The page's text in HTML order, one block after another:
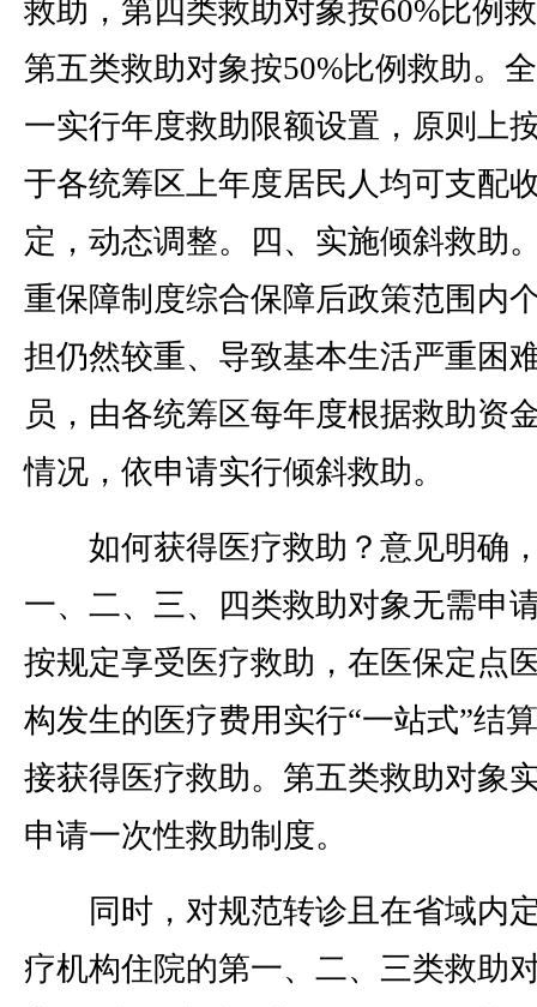
救助，第四类救助对象按60%比例
第五类救助对象按50%比例救助。
一实行年度救助限额设置，原则上
于各统筹区上年度居民人均可支配
定，动态调整。四、实施倾斜救助
重保障制度综合保障后政策范围内
担仍然较重、导致基本生活严重困
员，由各统筹区每年度根据救助资
情况，依申请实行倾斜救助。
如何获得医疗救助？意见明确
一、二、三、四类救助对象无需申
按规定享受医疗救助，在医保定点
构发生的医疗费用实行“一站式”结
接获得医疗救助。第五类救助对象
申请一次性救助制度。
同时，对规范转诊且在省域内
疗机构住院的第一、二、三类救助